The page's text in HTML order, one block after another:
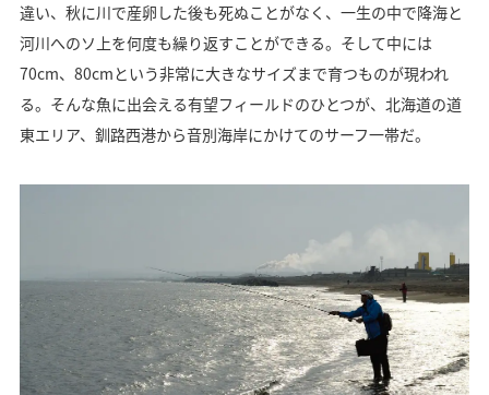
違い、秋に川で産卵した後も死ぬことがなく、一生の中で降海と
河川へのソ上を何度も繰り返すことができる。そして中には
70cm、80cmという非常に大きなサイズまで育つものが現われ
る。そんな魚に出会える有望フィールドのひとつが、北海道の道
東エリア、釧路西港から音別海岸にかけてのサーフ一帯だ。